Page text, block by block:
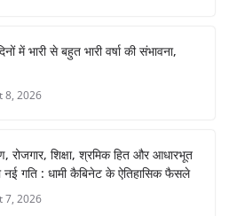
में भारी से बहुत भारी वर्षा की संभावना,
8, 2026
रोजगार, शिक्षा, श्रमिक हित और आधारभूत
नई गति : धामी कैबिनेट के ऐतिहासिक फैसले
7, 2026